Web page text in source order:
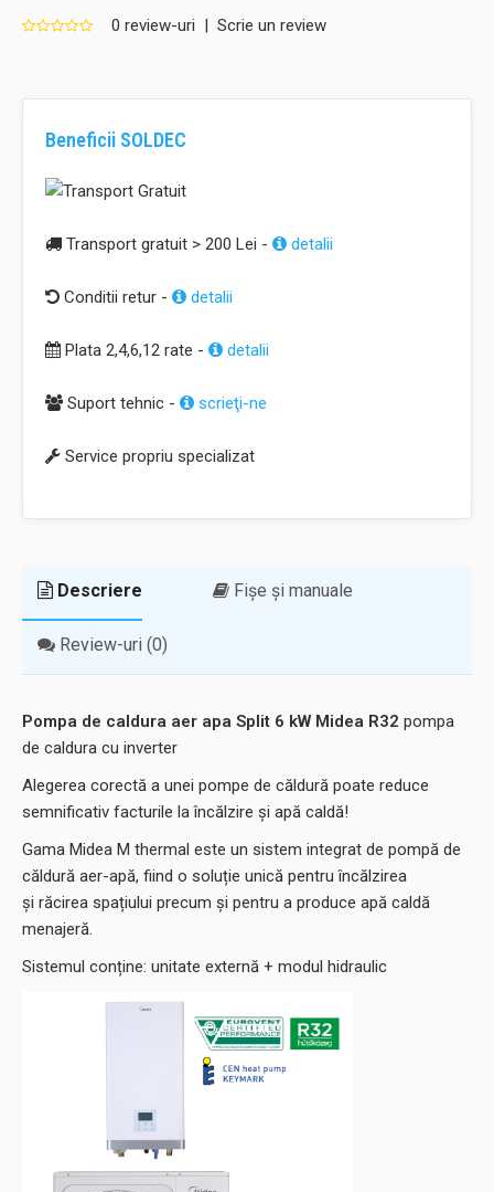
0 review-uri | Scrie un review
Beneficii SOLDEC
Transport gratuit > 200 Lei - detalii
Conditii retur - detalii
Plata 2,4,6,12 rate - detalii
Suport tehnic - scrieţi-ne
Service propriu specializat
Descriere Fișe și manuale
Review-uri (0)
Pompa de caldura aer apa Split 6 kW Midea R32 pompa
de caldura cu inverter
Alegerea corectă a unei pompe de căldură poate reduce
semnificativ facturile la încălzire și apă caldă!
Gama Midea M thermal este un sistem integrat de pompă de
căldură aer-apă, fiind o soluție unică pentru încălzirea
și răcirea spațiului precum și pentru a produce apă caldă
menajeră.
Sistemul conține: unitate externă + modul hidraulic